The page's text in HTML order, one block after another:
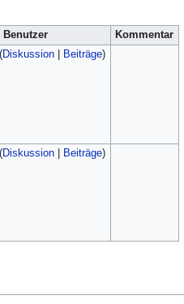
Benutzer
Kommentar
(Diskussion| Beiträge)
(Diskussion| Beiträge)